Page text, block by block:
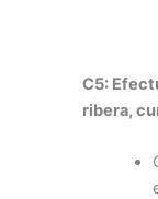
C5:
ribera,